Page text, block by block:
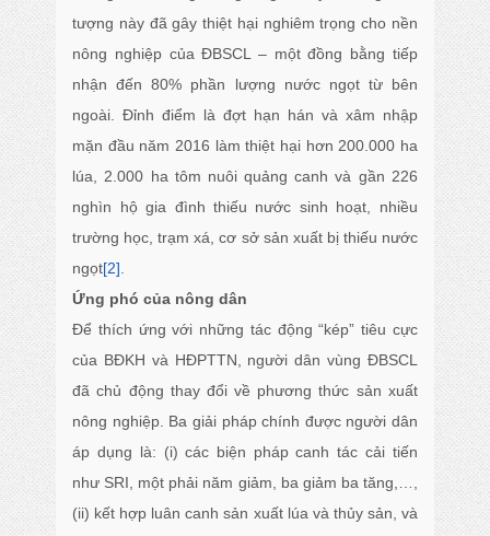
tượng này đã gây thiệt hại nghiêm trọng cho nền
nông nghiệp của ĐBSCL – một đồng bằng tiếp
nhận đến 80% phần lượng nước ngọt từ bên
ngoài. Đỉnh điểm là đợt hạn hán và xâm nhập
mặn đầu năm 2016 làm thiệt hại hơn 200.000 ha
lúa, 2.000 ha tôm nuôi quảng canh và gần 226
nghìn hộ gia đình thiếu nước sinh hoạt, nhiều
trường học, trạm xá, cơ sở sản xuất bị thiếu nước
ngọt[2]
Ứng phó của nông dân
Để thích ứng với những tác động “kép” tiêu cực
của BĐKH và HĐPTTN, người dân vùng ĐBSCL
đã chủ động thay đổi về phương thức sản xuất
nông nghiệp. Ba giải pháp chính được người dân
áp dụng là: (i) các biện pháp canh tác cải tiến
như SRI, một phải năm giảm, ba giảm ba tăng,…,
(ii) kết hợp luân canh sản xuất lúa và thủy sản, và